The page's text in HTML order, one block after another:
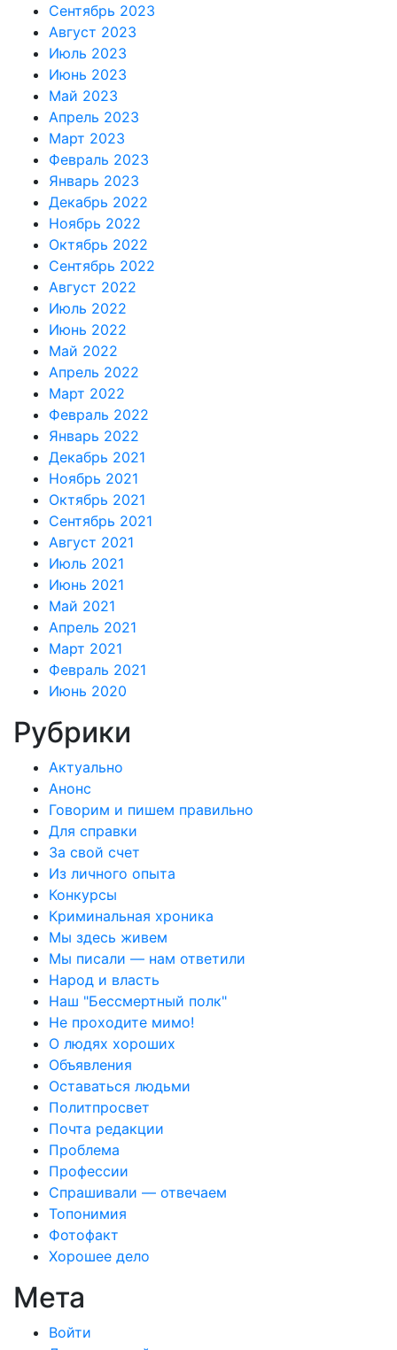
Сентябрь 2023
Август 2023
Июль 2023
Июнь 2023
Май 2023
Апрель 2023
Март 2023
Февраль 2023
Январь 2023
Декабрь 2022
Ноябрь 2022
Октябрь 2022
Сентябрь 2022
Август 2022
Июль 2022
Июнь 2022
Май 2022
Апрель 2022
Март 2022
Февраль 2022
Январь 2022
Декабрь 2021
Ноябрь 2021
Октябрь 2021
Сентябрь 2021
Август 2021
Июль 2021
Июнь 2021
Май 2021
Апрель 2021
Март 2021
Февраль 2021
Июнь 2020
Рубрики
Актуально
Анонс
Говорим и пишем правильно
Для справки
За свой счет
Из личного опыта
Конкурсы
Криминальная хроника
Мы здесь живем
Мы писали — нам ответили
Народ и власть
Наш "Бессмертный полк"
Не проходите мимо!
О людях хороших
Объявления
Оставаться людьми
Политпросвет
Почта редакции
Проблема
Профессии
Спрашивали — отвечаем
Топонимия
Фотофакт
Хорошее дело
Мета
Войти